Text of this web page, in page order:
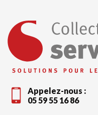
Appelez-nous :
05 59 55 16 86